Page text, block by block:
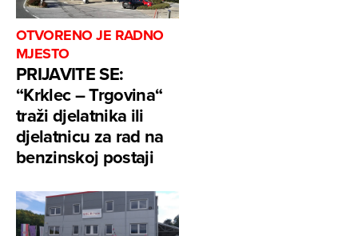
OTVORENO JE RADNO
MJESTO
PRIJAVITE SE:
“Krklec – Trgovina“
traži djelatnika ili
djelatnicu za rad na
benzinskoj postaji